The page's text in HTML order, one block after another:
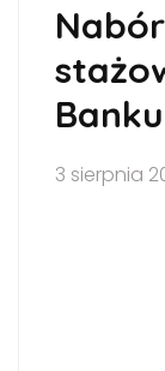
3 sierpnia